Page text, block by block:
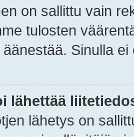
on sallittu vain
tulosten
Sinulla
lähettää
lähetys on